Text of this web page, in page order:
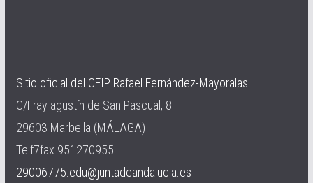
Sitio oficial del CEIP Rafael Fernández-Mayoralas
C/Fray agustín de San Pascual, 8
29603 Marbella (MÁLAGA)
Telf7fax 951270955
29006775.edu@juntadeandalucia.es